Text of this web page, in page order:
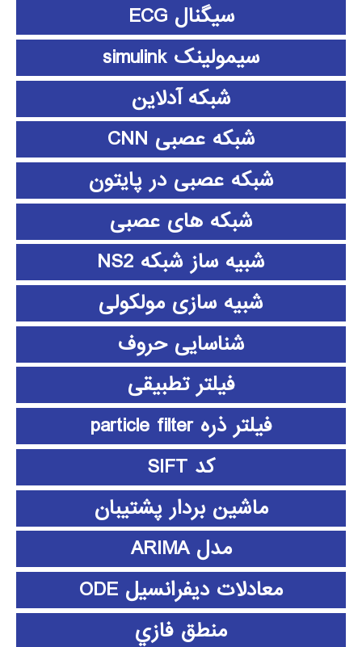
سیگنال ECG
سیمولینک simulink
شبکه آدلاین
شبکه عصبی CNN
شبکه عصبی در پایتون
شبکه های عصبی
شبیه ساز شبکه NS2
شبیه سازی مولکولی
شناسایی حروف
فیلتر تطبیقی
فیلتر ذره particle filter
کد SIFT
ماشین بردار پشتیبان
مدل ARIMA
معادلات دیفرانسیل ODE
منطق فازي